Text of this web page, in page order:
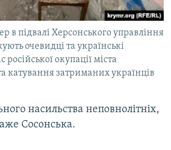
в підвалі Херсонського управління
очевидці та українські
російської окупації міста
катування затриманих українців
насильства неповнолітніх,
Сосонська.